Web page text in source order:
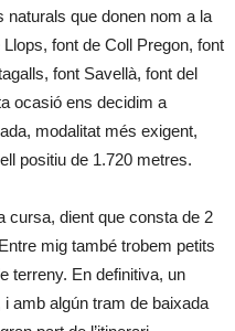
que donen nom a la
font de Coll Pregon, font
font Savellà, font del
ocasió ens decidim a
modalitat més exigent,
positiu de 1.720 metres.
cursa, dient que consta de 2
mig també trobem petits
terreny. En definitiva, un
amb algún tram de baixada